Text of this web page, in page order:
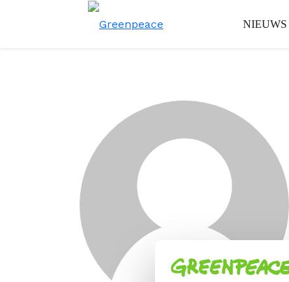
NIEUWS